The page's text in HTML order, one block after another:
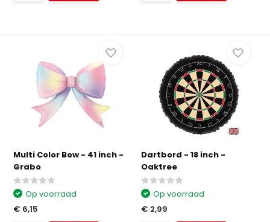
Multi Color Bow - 41 inch -
Grabo
Op voorraad
€ 6,15
Dartbord - 18 inch -
Oaktree
Op voorraad
€ 2,99